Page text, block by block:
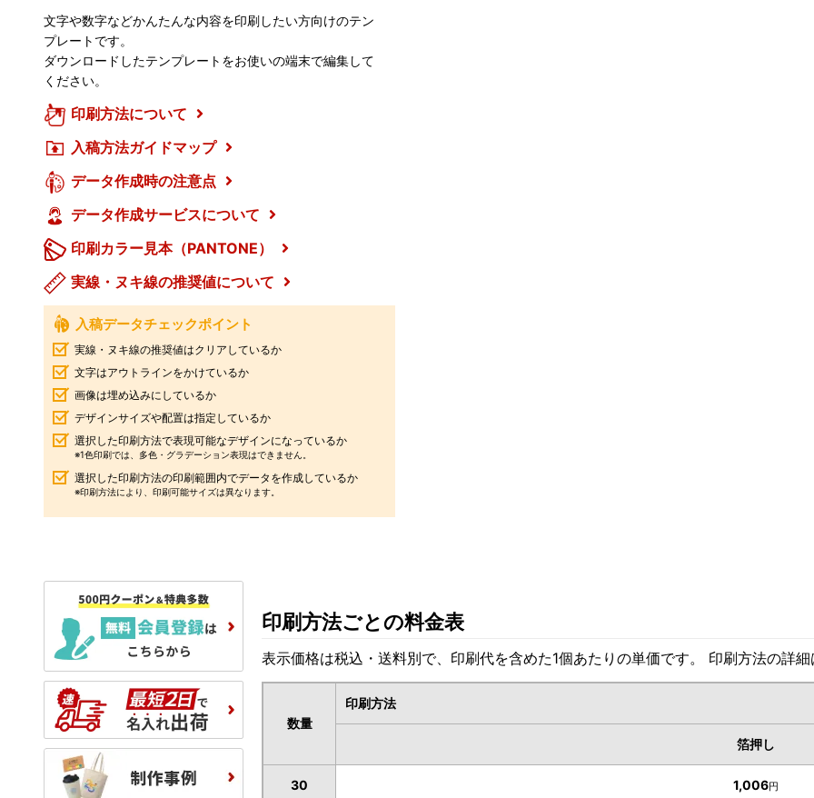
文字や数字などかんたんな内容を印刷したい方向けのテン
プレートです。
ダウンロードしたテンプレートをお使いの端末で編集して
ください。
印刷方法について
入稿方法ガイドマップ
データ作成時の注意点
データ作成サービスについて
印刷カラー見本（PANTONE）
実線・ヌキ線の推奨値について
入稿データチェックポイント
実線・ヌキ線の推奨値はクリアしているか
文字はアウトラインをかけているか
画像は埋め込みにしているか
デザインサイズや配置は指定しているか
選択した印刷方法で表現可能なデザインになっているか
※1色印刷では、多色・グラデーション表現はできません。
選択した印刷方法の印刷範囲内でデータを作成しているか
※印刷方法により、印刷可能サイズは異なります。
印刷方法ごとの料金表
表示価格は税込・送料別で、印刷代を含めた1個あたりの単価です。 印刷方法の詳
数量
印刷方法
箔押し
30 1,006円